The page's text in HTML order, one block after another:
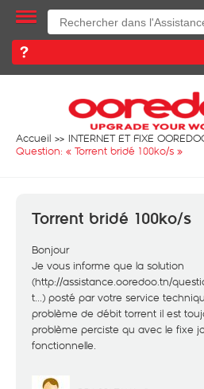
Accueil
INTERNET ET FIXE
Question: « Torrent bridé 100ko/s »
Torrent bridé 100ko/s
Bonjour
Je vous informe que la solution
(http://assistance.ooredoo.tn/
t...) posté par votre service
problème de débit torrent il est
problème perciste qu avec le fixe
fonctionnelle.